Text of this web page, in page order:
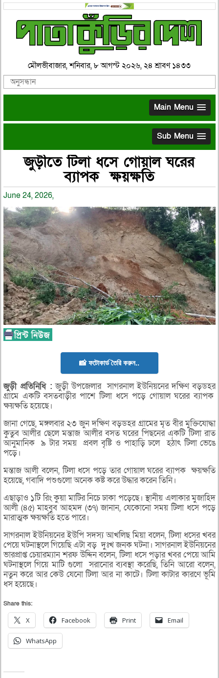
মৌলভীবাজার, শনিবার, ৮ আগস্ট ২০২৬, ২৪ শ্রাবণ ১৪৩৩
Main Menu
Sub Menu
জুড়ীতে টিলা ধসে গোয়াল ঘরের
ব্যাপক ক্ষয়ক্ষতি
June 24, 2026,
📸 ফটোকার্ড তৈরি করুন..
জুড়ী প্রতিনিধি : জুড়ী উপজেলার সাগরনাল ইউনিয়নের দক্ষিণ বড়ডহর
গ্রামে একটি বসতবাড়ীর পাশে টিলা ধসে পড়ে গোয়াল ঘরের ব্যাপক
ক্ষয়ক্ষতি হয়েছে।
জানা গেছে, মঙ্গলবার ২৩ জুন দক্ষিণ বড়ডহর গ্রামের মৃত বীর মুক্তিযোদ্ধা
কুতুব আলীর ছেলে মন্তাজ আলীর বসত ঘরের পিছনের একটি টিলা রাত
আনুমানিক ৯ টার সময় প্রবল বৃষ্টি ও পাহাড়ি ঢলে হঠাৎ টিলা ভেঙে
পড়ে।
মন্তাজ আলী বলেন, টিলা ধসে পড়ে তার গোয়াল ঘরের ব্যাপক ক্ষয়ক্ষতি
হয়েছে, গবাদি পশুগুলো অনেক কষ্ট করে উদ্ধার করেন তিনি।
এছাড়াও ১টি রিং কুয়া মাটির নিচে ঢাকা পড়েছে। স্থানীয় এলাকার মুজাহিদ
আলী (৪৫) মাহবুব আহমদ (৩৭) জানান, যেকোনো সময় টিলা ধসে পড়ে
মারাত্মক ক্ষয়ক্ষতি হতে পারে।
সাগরনাল ইউনিয়নের ইউপি সদস্য আখলিছ মিয়া বলেন, টিলা ধসের খবর
পেয়ে ঘটনাস্থলে গিয়েছি এটা বড় দুঃখ জনক ঘটনা। সাগরনাল ইউনিয়নের
ভারপ্রাপ্ত চেয়ারম্যান শরফ উদ্দিন বলেন, টিলা ধসে পড়ার খবর পেয়ে আমি
ঘটনাস্থলে গিয়ে মাটি গুলো সরানোর ব্যবস্থা করেছি, তিনি আরো বলেন,
নতুন করে আর কেউ যেনো টিলা আর না কাটে। টিলা কাটার কারণে ভূমি
ধস হয়েছে।
Share this:
X Facebook Print Email
WhatsApp